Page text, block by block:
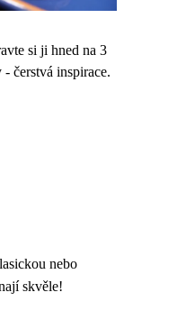
si ji hned na 3
- čerstvá inspirace.
nebo
skvěle!